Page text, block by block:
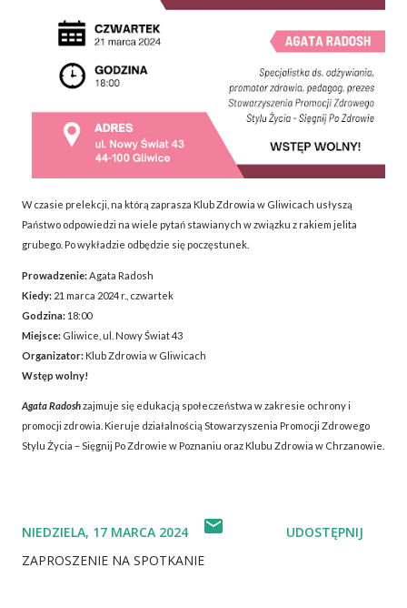
W czasie prelekcji, na którą zaprasza Klub Zdrowia w Gliwicach usłyszą
Państwo odpowiedzi na wiele pytań stawianych w związku z rakiem jelita
grubego. Po wykładzie odbędzie się poczęstunek.
Prowadzenie: Agata Radosh
Kiedy: 21 marca 2024 r., czwartek
Godzina: 18:00
Miejsce: Gliwice, ul. Nowy Świat 43
Organizator:Klub Zdrowia w Gliwicach
Wstęp wolny!
Agata Radoshzajmuje się edukacją społeczeństwa w zakresie ochrony i
promocji zdrowia. Kieruje działalnością Stowarzyszenia Promocji Zdrowego
Stylu Życia – Sięgnij Po Zdrowie w Poznaniu oraz Klubu Zdrowia w Chrzanowie.
NIEDZIELA, 17 MARCA 2024
ZAPROSZENIE NA SPOTKANIE
UDOSTĘPNIJ